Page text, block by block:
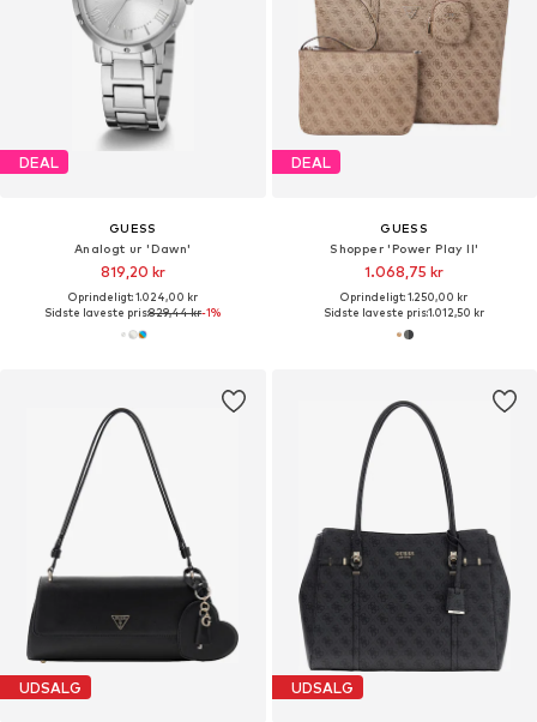
DEAL
GUESS
Analogt ur 'Dawn'
819,20 kr
Oprindeligt: 1.024,00 kr
Sidste laveste pris:829,44 kr-1%
DEAL
GUESS
Shopper 'Power Play II'
1.068,75 kr
Oprindeligt: 1.250,00 kr
Sidste laveste pris:1.012,50 kr
UDSALG UDSALG